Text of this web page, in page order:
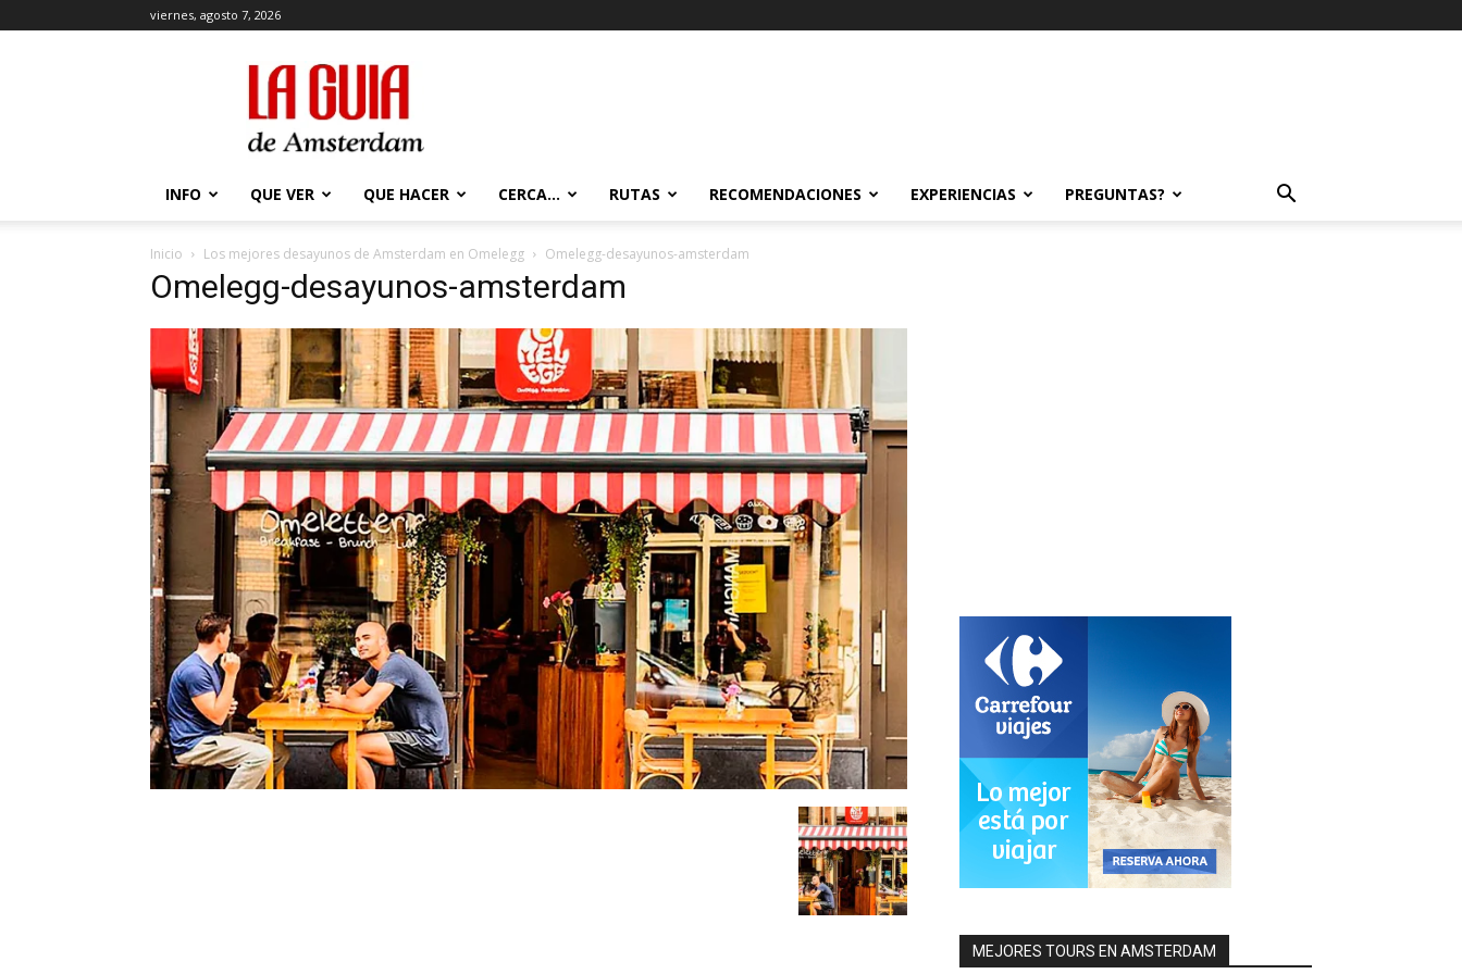
viernes, agosto 7, 2026
La
Guía
de
Amsterdam
INFO QUE VER QUE HACER CERCA… RUTAS RECOMENDACIONES EXPERIENCIAS PREGUNTAS?
Inicio Los mejores desayunos de Amsterdam en Omelegg Omelegg-desayunos-amsterdam
Omelegg-desayunos-amsterdam
MEJORES TOURS EN AMSTERDAM